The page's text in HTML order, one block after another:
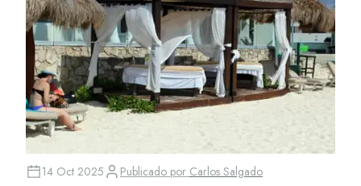
14 Oct 2025 Publicado por Carlos Salgado